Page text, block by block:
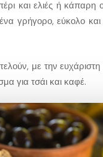
και ελιές ή κάπαρη
γρήγορο, εύκολο
με την
για τσάι και καφέ.
All Rights